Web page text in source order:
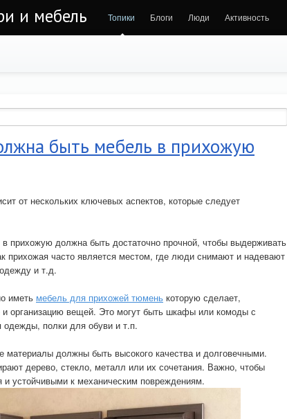
и мебель Топики Блоги Люди Активность
быть мебель в прихожую
от нескольких ключевых аспектов, которые следует
прихожую должна быть достаточно прочной, чтобы выдерживать
прихожая часто является местом, где люди снимают и надевают
и т.д.
иметь мебель для прихожей тюмень которую сделает,
организацию вещей. Это могут быть шкафы или комоды с
полки для обуви и т.п.
материалы должны быть высокого качества и долговечными.
дерево, стекло, металл или их сочетания. Важно, чтобы
устойчивыми к механическим повреждениям.